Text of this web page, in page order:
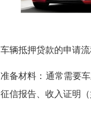
车辆抵押贷款的申请
准备材料：通常需要
征信报告、收入证明